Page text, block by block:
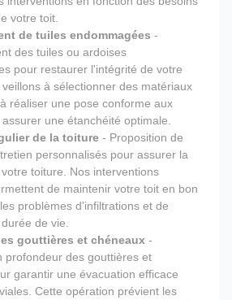
votre toit.
de tuiles endommagées -
des tuiles ou ardoises
pour restaurer l'intégrité de votre
à sélectionner des matériaux
réaliser une pose conforme aux
une étanchéité optimale.
de la toiture - Proposition de
personnalisés pour assurer la
toiture. Nos interventions
de maintenir votre toit en bon
problèmes d'infiltrations et de
de vie.
gouttières et chéneaux -
profondeur des gouttières et
garantir une évacuation efficace
Cette opération prévient les